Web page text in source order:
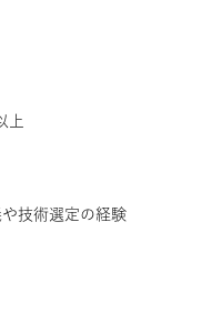
上
技術選定の経験